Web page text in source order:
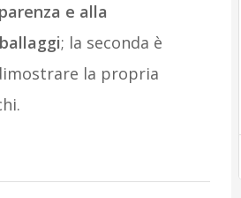
e alla
; la seconda è
la propria